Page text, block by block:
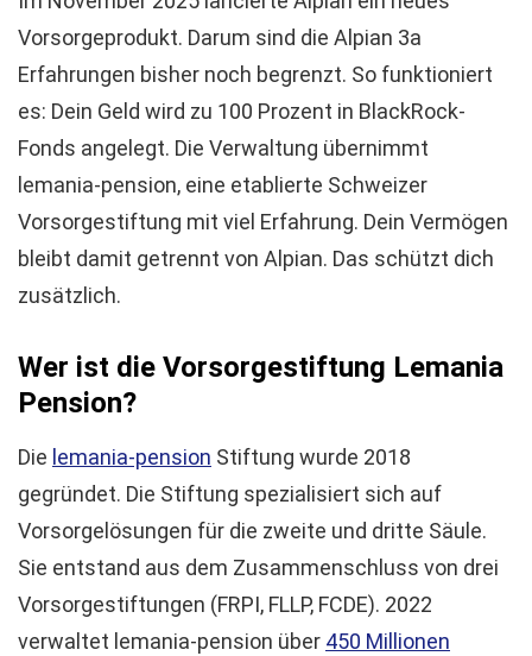
Vorsorgeprodukt. Darum sind die Alpian 3a
Erfahrungen bisher noch begrenzt. So funktioniert
es: Dein Geld wird zu 100 Prozent in BlackRock-
Fonds angelegt. Die Verwaltung übernimmt
lemania-pension, eine etablierte Schweizer
Vorsorgestiftung mit viel Erfahrung. Dein Vermögen
bleibt damit getrennt von Alpian. Das schützt dich
zusätzlich.
Wer ist die Vorsorgestiftung Lemania
Pension?
Die lemania-pension Stiftung wurde 2018
gegründet. Die Stiftung spezialisiert sich auf
Vorsorgelösungen für die zweite und dritte Säule.
Sie entstand aus dem Zusammenschluss von drei
Vorsorgestiftungen (FRPI, FLLP, FCDE). 2022
verwaltet lemania-pension über 450 Millionen